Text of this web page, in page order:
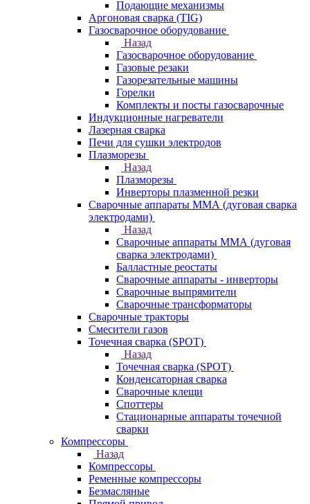
Подающие механизмы
Аргоновая сварка (TIG)
Газосварочное оборудование
Назад
Газосварочное оборудование
Газовые резаки
Газорезательные машины
Горелки
Комплекты и посты газосварочные
Индукционные нагреватели
Лазерная сварка
Печи для сушки электродов
Плазморезы
Назад
Плазморезы
Инверторы плазменной резки
Сварочные аппараты ММА (дуговая сварка
электродами)
Назад
Сварочные аппараты ММА (дуговая
сварка электродами)
Балластные реостаты
Сварочные аппараты - инверторы
Сварочные выпрямители
Сварочные трансформаторы
Сварочные тракторы
Смесители газов
Точечная сварка (SPOT)
Назад
Точечная сварка (SPOT)
Конденсаторная сварка
Сварочные клещи
Споттеры
Стационарные аппараты точечной
сварки
Компрессоры
Назад
Компрессоры
Ременные компрессоры
Безмасляные